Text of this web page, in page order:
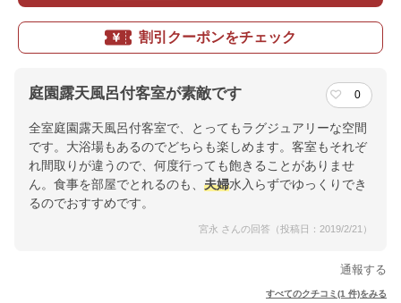
割引クーポンをチェック
庭園露天風呂付客室が素敵です 0
全室庭園露天風呂付客室で、とってもラグジュアリーな空間
です。大浴場もあるのでどちらも楽しめます。客室もそれぞ
れ間取りが違うので、何度行っても飽きることがありませ
ん。食事を部屋でとれるのも、 夫婦水入らずでゆっくりでき
るのでおすすめです。
宮永 さんの回答（投稿日：2019/2/21）
通報する
すべてのクチコミ(1 件)をみる